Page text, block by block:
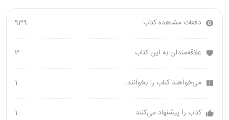
دفعات مشاهده کتاب 939
علاقه‌مندان به این کتاب 3
می‌خواهند کتاب را بخوانند. 1
کتاب را پیشنهاد می‌کنند 1